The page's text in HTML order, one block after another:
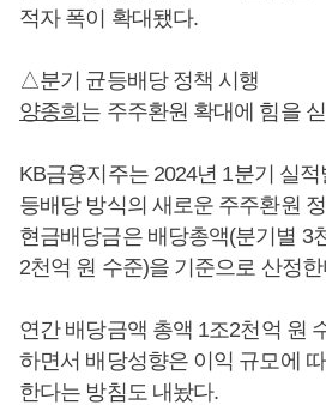
적자 폭이 확대됐다.
△분기 균등배당 정책 시행
양종희는 주주환원 확대에 힘을
KB금융지주는 2024년 1분기 실
등배당 방식의 새로운 주주환원
현금배당금은 배당총액(분기별 3
2천억 원 수준)을 기준으로 산정
연간 배당금액 총액 1조2천억 원
하면서 배당성향은 이익 규모에
한다는 방침도 내놨다.